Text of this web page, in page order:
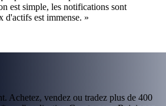
est simple, les notifications sont
d'actifs est immense. »
Achetez, vendez ou tradez plus de 400